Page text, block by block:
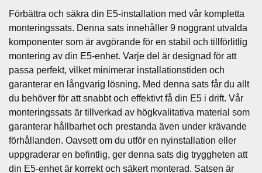
g
d
Förbättra och säkra din E5-installation med vår kompletta
monteringssats. Denna sats innehåller 9 noggrant utvalda
komponenter som är avgörande för en stabil och tillförlitlig
montering av din E5-enhet. Varje del är designad för att
passa perfekt, vilket minimerar installationstiden och
garanterar en långvarig lösning. Med denna sats får du allt
du behöver för att snabbt och effektivt få din E5 i drift. Vår
monteringssats är tillverkad av högkvalitativa material som
garanterar hållbarhet och prestanda även under krävande
förhållanden. Oavsett om du utför en nyinstallation eller
uppgraderar en befintlig, ger denna sats dig tryggheten att
din E5-enhet är korrekt och säkert monterad. Satsen är